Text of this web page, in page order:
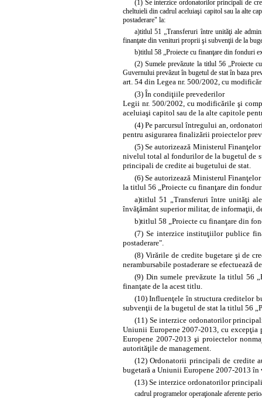
(1) Se interzice ordonatorilor principali de
cheltuieli din cadrul aceluiaşi capitol sau la alte
postaderare" la:
a)titlul 51 „Transferuri între unităţi ale
finanţate din venituri proprii şi subvenţii de la
b)titlul 58 „Proiecte cu finanţare din fonduri
(2) Sumele prevăzute la titlul 56 „Proiecte
Guvernului prevăzut în bugetul de stat în baza
art. 54 din Legea nr. 500/2002, cu
(3) În condiţiile prevederilor
Legii nr. 500/2002, cu modificările şi
aceluiaşi capitol sau de la alte capitole
(4) Pe parcursul întregului an,
pentru asigurarea finalizării proiectelor
(5) Se autorizează Ministerul
nivelul total al fondurilor de la bugetul de
principali de credite ai bugetului de stat.
(6) Se autorizează Ministerul
la titlul 56 „Proiecte cu finanţare din
a)titlul 51 „Transferuri între unităţi
învăţământ superior militar, de informaţii,
b)titlul 58 „Proiecte cu finanţare din
(7) Se interzice instituţiilor publice
postaderare".
(8) Virările de credite bugetare şi de
nerambursabile postaderare se
(9) Din sumele prevăzute la titlul 56
finanţate de la acest titlu.
(10) Influenţele în structura creditelor
subvenţii de la bugetul de stat la titlul 56
(11) Se interzice ordonatorilor
Uniunii Europene 2007-2013, cu excepţia
Europene 2007-2013 şi proiectelor
autorităţile de management.
(12) Ordonatorii principali de credite
bugetară a Uniunii Europene 2007-2013 în
(13) Se interzice ordonatorilor
cadrul programelor operaţionale aferente